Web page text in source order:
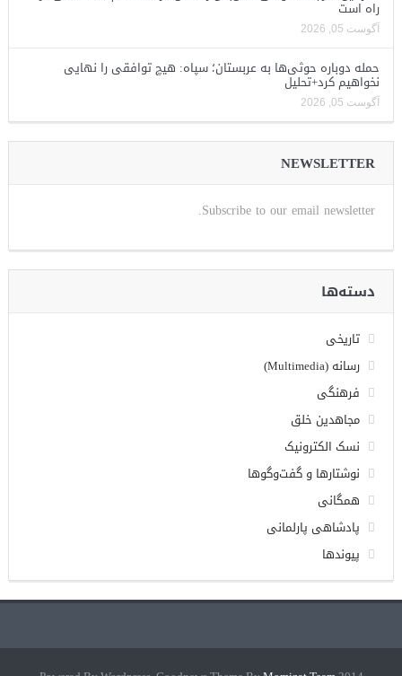
راه است
آگوست 05, 2026
حمله دوباره حوثی‌ها به عربستان؛ سپاه: هیچ توافقی را نهایی
نخواهیم کرد+تحلیل
آگوست 05, 2026
NEWSLETTER
Subscribe to our email newsletter.
دسته‌ها
تاریخی
رسانه (Multimedia)
فرهنگی
مجاهدین خلق
نسک الکترونیک
نوشتارها و گفت‌وگوها
همگانی
پادشاهی پارلمانی
پیوندها